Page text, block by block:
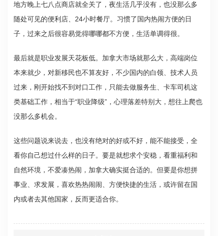
地方晚上七八点商店就全关了，夜生活几乎没有，也没那么多
随处可见的便利店、24小时餐厅。习惯了国内热闹方便的日
子，过来之后很容易觉得哪哪都不方便，生活单调得很。
最后就是职业发展天花板低。加拿大市场就那么大，高端岗位
本来就少，对新移民也不算友好，不少国内的白领、技术人员
过来，刚开始找不到对口工作，只能去做服务生、卡车司机这
类基础工作，相当于“职业降级”，心理落差特别大，想往上爬也
没那么多机会。
这些问题说来说去，也没有绝对的好或不好，能不能接受，全
看你自己想过什么样的日子。要是就想求个安稳，看重福利和
自然环境，不爱凑热闹，加拿大确实挺合适的。但要是你想拼
事业、求发展，喜欢热热闹闹、方便快捷的生活，或许留在国
内或者去其他国家，反而更适合你。